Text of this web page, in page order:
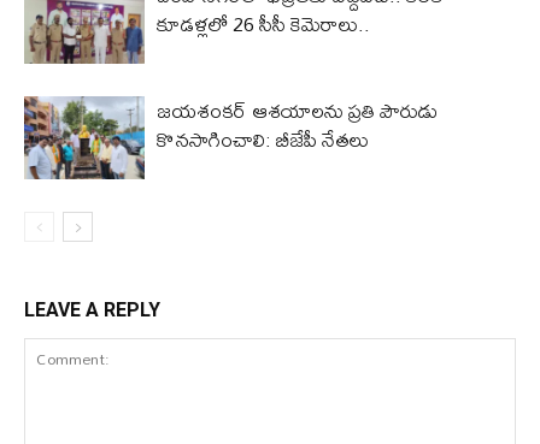
కూడళ్లలో 26 సీసీ కెమెరాలు..
జయశంకర్ ఆశయాలను ప్రతి పౌరుడు
కొనసాగించాలి: బీజేపీ నేతలు
LEAVE A REPLY